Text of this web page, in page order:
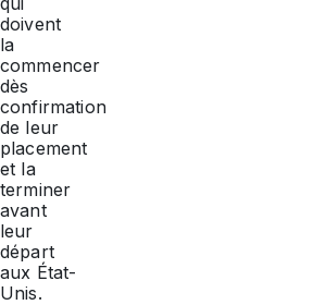
doivent
la
commencer
dès
confirmation
de leur
placement
et la
terminer
avant
leur
départ
aux État-
Unis.